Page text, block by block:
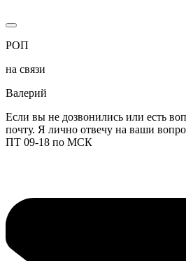
РОП
на связи
Валерий
Если вы не дозвонились или есть
почту. Я лично отвечу на ваши
ПТ 09-18 по МСК